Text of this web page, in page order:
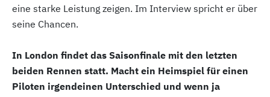
eine starke Leistung zeigen. Im Interview spricht er über
seine Chancen.
In London findet das Saisonfinale mit den letzten
beiden Rennen statt. Macht ein Heimspiel für einen
Piloten irgendeinen Unterschied und wenn ja